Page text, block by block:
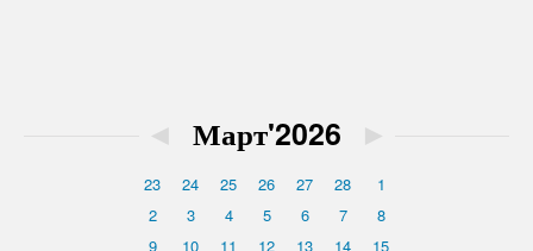
◄ Март'2026 ►
23 24 25 26 27 28
1
2
3 4 5 6 7
8
9
10 11 12 13 14
15